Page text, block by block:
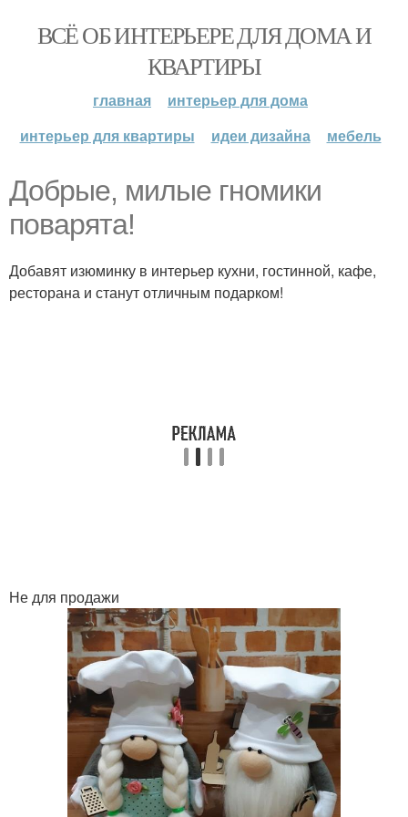
ВСЁ ОБ ИНТЕРЬЕРЕ ДЛЯ ДОМА И
КВАРТИРЫ
главная
интерьер для дома
интерьер для квартиры
идеи дизайна мебель
Добрые, милые гномики
поварята!
Добавят изюминку в интерьер кухни, гостинной, кафе,
ресторана и станут отличным подарком!
Не для продажи